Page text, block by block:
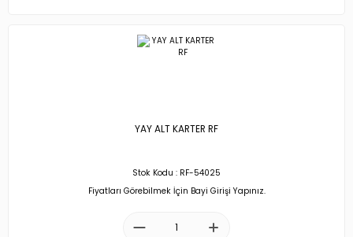
YAY ALT KARTER RF
Stok Kodu : RF-54025
Fiyatları Görebilmek İçin Bayi Girişi Yapınız.